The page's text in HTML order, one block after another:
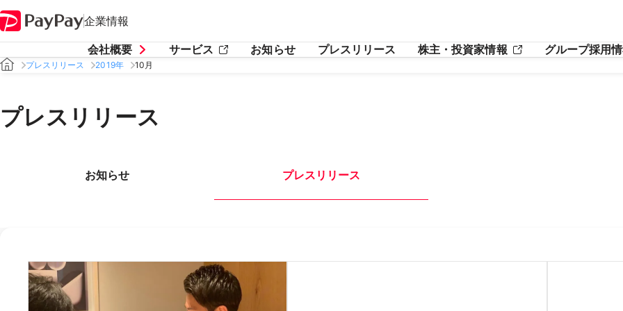
企業情報
会社概要 サービス お知らせ プレスリリース 株主・投資家情報 グループ採用
プレスリリース 2019年 10月
プレスリリース
お知らせ プレスリリース